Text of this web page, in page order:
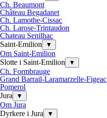
Ch. Beaumont
Château Begadanet
Ch. Lamothe-Cissac
Ch. Larose-Trintaudon
Chateau Senilhac
Saint-Emilion
▼
Om Saint-Emilion
Slotte i Saint-Emilion
▼
Ch. Formbrauge
Grand Barrail-Laramarzelle-Figeac
Pomerol
Jura
▼
Om Jura
Dyrkere i Jura
▼